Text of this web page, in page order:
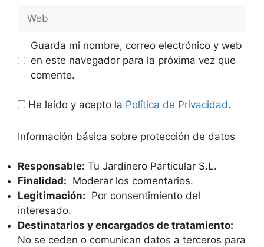
Guarda mi nombre, correo electrónico y web
en este navegador para la próxima vez que
comente.
He leído y acepto la Política de Privacidad.
Información básica sobre protección de datos
Responsable: Tu Jardinero Particular S.L.
Finalidad: Moderar los comentarios.
Legitimación: Por consentimiento del
interesado.
Destinatarios y encargados de tratamiento:
No se ceden o comunican datos a terceros para